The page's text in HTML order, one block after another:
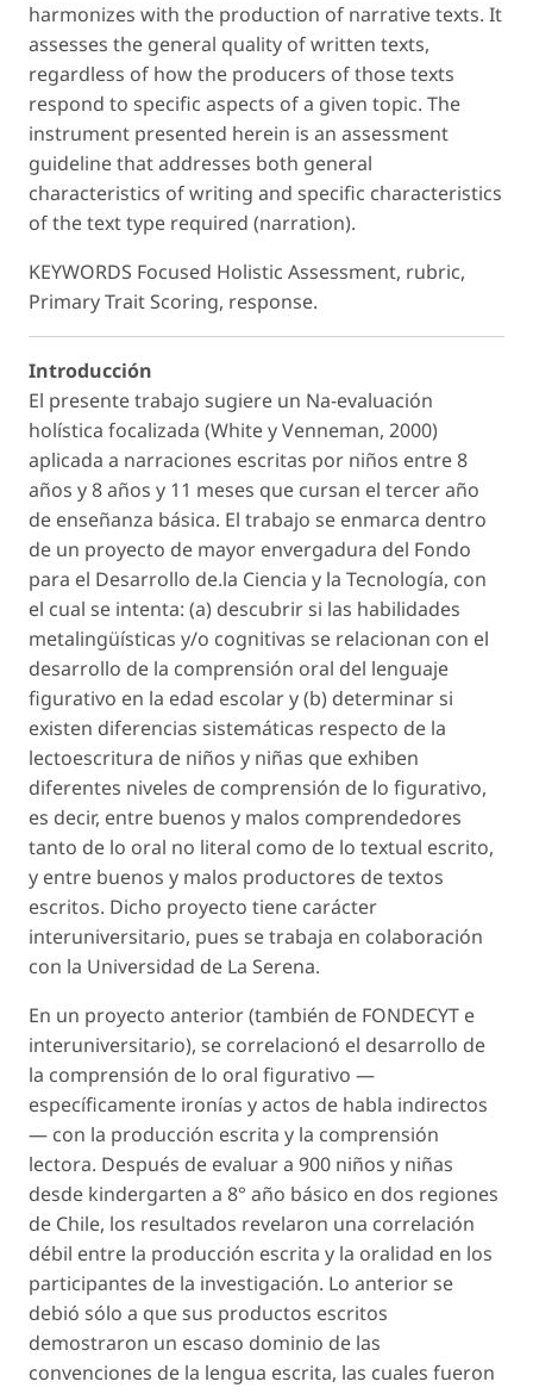
harmonizes with the production of narrative texts. It
assesses the general quality of written texts,
regardless of how the producers of those texts
respond to specific aspects of a given topic. The
instrument presented herein is an assessment
guideline that addresses both general
characteristics of writing and specific characteristics
of the text type required (narration).
KEYWORDS Focused Holistic Assessment, rubric,
Primary Trait Scoring, response.
Introducción
El presente trabajo sugiere un Na-evaluación
holística focalizada (White y Venneman, 2000)
aplicada a narraciones escritas por niños entre 8
años y 8 años y 11 meses que cursan el tercer año
de enseñanza básica. El trabajo se enmarca dentro
de un proyecto de mayor envergadura del Fondo
para el Desarrollo de.la Ciencia y la Tecnología, con
el cual se intenta: (a) descubrir si las habilidades
metalingüísticas y/o cognitivas se relacionan con el
desarrollo de la comprensión oral del lenguaje
figurativo en la edad escolar y (b) determinar si
existen diferencias sistemáticas respecto de la
lectoescritura de niños y niñas que exhiben
diferentes niveles de comprensión de lo figurativo,
es decir, entre buenos y malos comprendedores
tanto de lo oral no literal como de lo textual escrito,
y entre buenos y malos productores de textos
escritos. Dicho proyecto tiene carácter
interuniversitario, pues se trabaja en colaboración
con la Universidad de La Serena.
En un proyecto anterior (también de FONDECYT e
interuniversitario), se correlacionó el desarrollo de
la comprensión de lo oral figurativo —
específicamente ironías y actos de habla indirectos
— con la producción escrita y la comprensión
lectora. Después de evaluar a 900 niños y niñas
desde kindergarten a 8° año básico en dos regiones
de Chile, los resultados revelaron una correlación
débil entre la producción escrita y la oralidad en los
participantes de la investigación. Lo anterior se
debió sólo a que sus productos escritos
demostraron un escaso dominio de las
convenciones de la lengua escrita, las cuales fueron